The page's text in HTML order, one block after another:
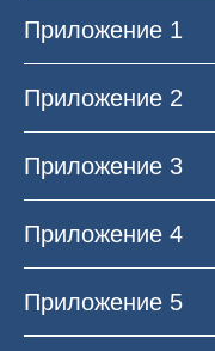
Приложение 1
Приложение 2
Приложение 3
Приложение 4
Приложение 5